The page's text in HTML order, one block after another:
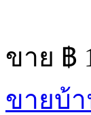
ขาย ฿
ขายบ้า